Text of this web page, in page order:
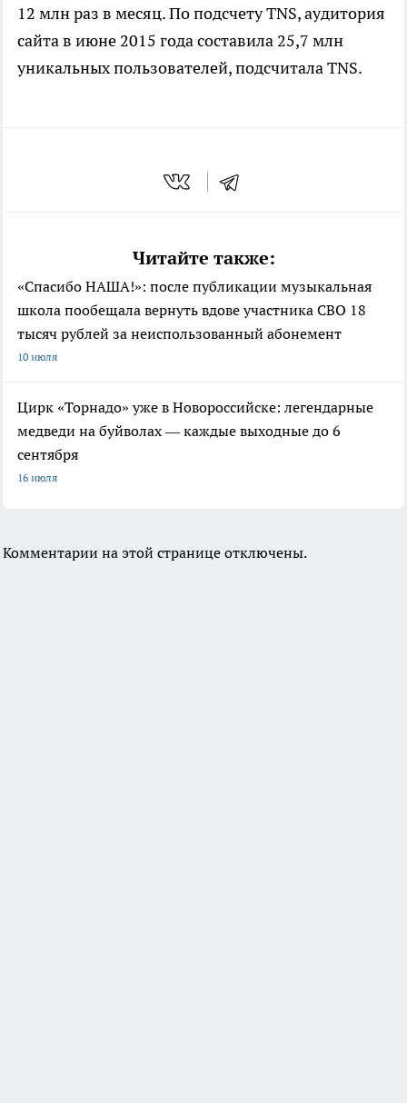
12 млн раз в месяц. По подсчету TNS, аудитория
сайта в июне 2015 года составила 25,7 млн
уникальных пользователей, подсчитала TNS.
Читайте также:
«Спасибо НАША!»: после публикации музыкальная
школа пообещала вернуть вдове участника СВО 18
тысяч рублей за неиспользованный абонемент
10 июля
Цирк «Торнадо» уже в Новороссийске: легендарные
медведи на буйволах — каждые выходные до 6
сентября
16 июля
Комментарии на этой странице отключены.